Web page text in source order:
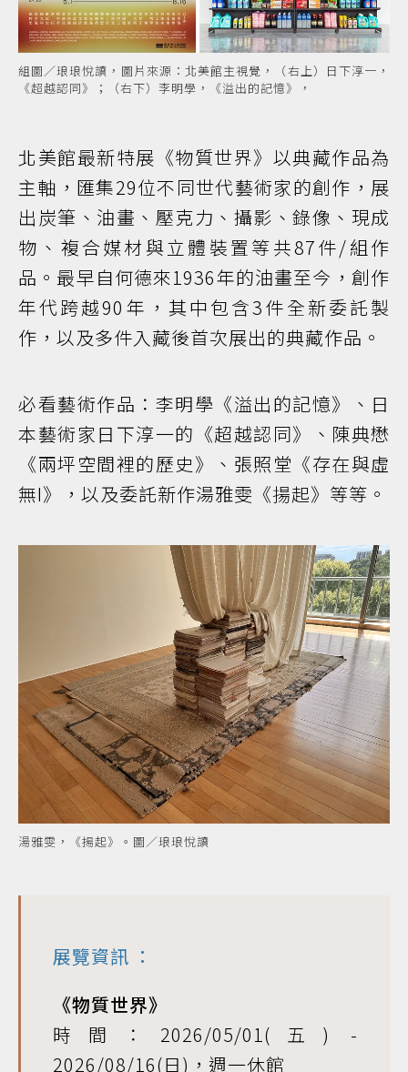
組圖／琅琅悅讀，圖片來源：北美館主視覺，（右上）日下淳一，
《超越認同》；（右下）李明學，《溢出的記憶》，
北美館最新特展《物質世界》以典藏作品為
主軸，匯集29位不同世代藝術家的創作，展
出炭筆、油畫、壓克力、攝影、錄像、現成
物、複合媒材與立體裝置等共87件/組作
品。最早自何德來1936年的油畫至今，創作
年代跨越90年，其中包含3件全新委託製
作，以及多件入藏後首次展出的典藏作品。
必看藝術作品：李明學《溢出的記憶》、日
本藝術家日下淳一的《超越認同》、陳典懋
《兩坪空間裡的歷史》、張照堂《存在與虛
無I》，以及委託新作湯雅雯《揚起》等等。
湯雅雯，《揚起》。圖／琅琅悅讀
展覽資訊 ：
《物質世界》
時間：2026/05/01(五) -
2026/08/16(日)，週一休館